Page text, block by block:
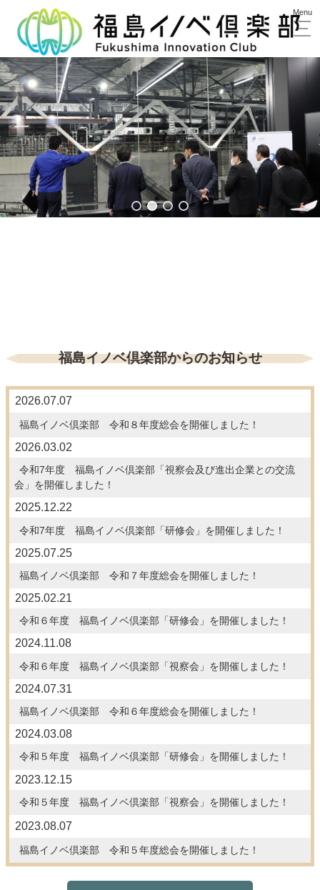
福島イノベ倶楽部からのお知らせ
2026.07.07
福島イノベ倶楽部 令和８年度総会を開催しました！
2026.03.02
令和7年度 福島イノベ倶楽部「視察会及び進出企業との交流
会」を開催しました！
2025.12.22
令和7年度 福島イノベ倶楽部「研修会」を開催しました！
2025.07.25
福島イノベ倶楽部 令和７年度総会を開催しました！
2025.02.21
令和６年度 福島イノベ倶楽部「研修会」を開催しました！
2024.11.08
令和６年度 福島イノベ倶楽部「視察会」を開催しました！
2024.07.31
福島イノベ倶楽部 令和６年度総会を開催しました！
2024.03.08
令和５年度 福島イノベ倶楽部「研修会」を開催しました！
2023.12.15
令和５年度 福島イノベ倶楽部「視察会」を開催しました！
2023.08.07
福島イノベ倶楽部 令和５年度総会を開催しました！